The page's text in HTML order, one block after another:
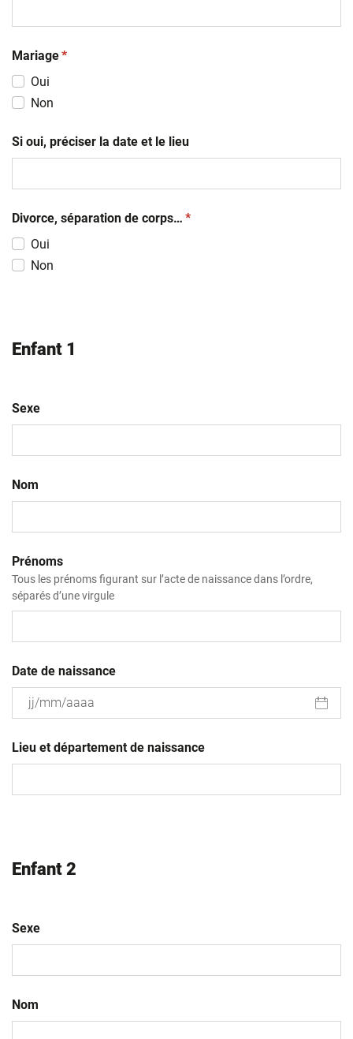
Mariage(obligatoire)
*
Oui
Non
Si oui, préciser la date et le lieu
Divorce, séparation de corps… (obligatoire)
*
Oui
Non
Enfant 1
Sexe
Nom
Prénoms
Tous les prénoms figurant sur l’acte de naissance dans l’ordre,
séparés d’une virgule
Date de naissance
slash
MM
Lieu et département de naissance
Enfant 2
Sexe
Nom